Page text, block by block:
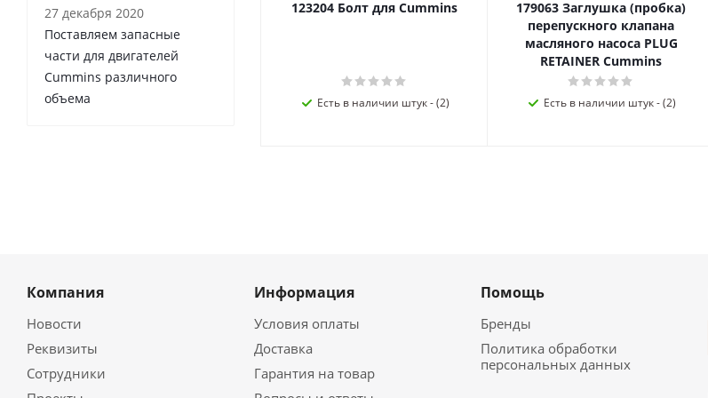
123204 Болт для Cummins
Есть в наличии штук - (2)
179063 Заглушка (пробка)
перепускного клапана
масляного насоса PLUG
RETAINER Cummins
Есть в наличии штук - (2)
27 декабря 2020
Поставляем запасные
части для двигателей
Cummins различного
объема
Компания
Новости
Реквизиты
Сотрудники
Информация
Условия оплаты
Доставка
Гарантия на товар
Помощь
Бренды
Политика обработки
персональных данных